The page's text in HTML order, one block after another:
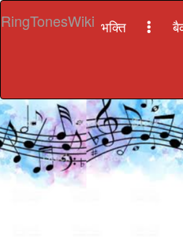
RingTonesWiki भक्ति